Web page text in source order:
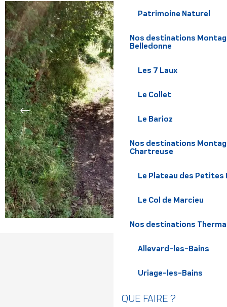
Patrimoine Naturel
Nos destinations
Belledonne
Les 7 Laux
Le Collet
Le Barioz
Nos destinations
Chartreuse
Le Plateau des Petites
Le Col de Marcieu
Nos destinations
Allevard-les-Bains
Uriage-les-Bains
QUE FAIRE ?